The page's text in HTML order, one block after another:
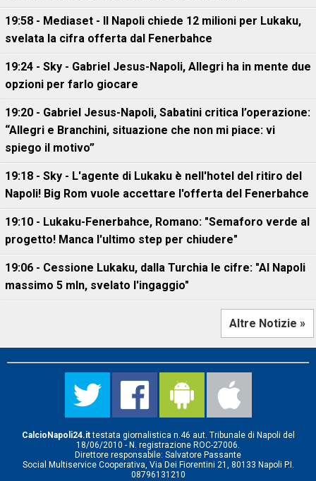
19:58 - Mediaset - Il Napoli chiede 12 milioni per Lukaku,
svelata la cifra offerta dal Fenerbahce
19:24 - Sky - Gabriel Jesus-Napoli, Allegri ha in mente due
opzioni per farlo giocare
19:20 - Gabriel Jesus-Napoli, Sabatini critica l’operazione:
“Allegri e Branchini, situazione che non mi piace: vi
spiego il motivo”
19:18 - Sky - L'agente di Lukaku è nell'hotel del ritiro del
Napoli! Big Rom vuole accettare l'offerta del Fenerbahce
19:10 - Lukaku-Fenerbahce, Romano: "Semaforo verde al
progetto! Manca l'ultimo step per chiudere"
19:06 - Cessione Lukaku, dalla Turchia le cifre: "Al Napoli
massimo 5 mln, svelato l'ingaggio"
Altre Notizie »
CalcioNapoli24.ittestata giornalistica n.46 aut. Tribunale di Napoli del
18/06/2010 - N. registrazione ROC-27006.
Direttore responsabile: Salvatore Passante
Social Multiservice Cooperativa, Via Dei Fiorentini 21, 80133 Napoli P.I.
08796131210